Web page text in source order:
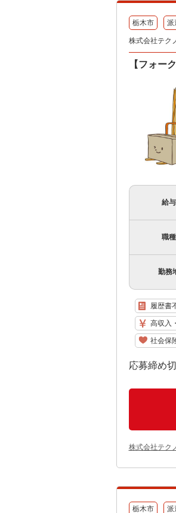
栃木市 派
株式会社テク
【フォー
給与
職種
勤務
履歴書
高収入
社会保
応募締め
株式会社テク
栃木市 派